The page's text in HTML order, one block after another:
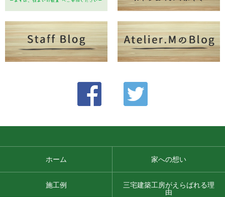
ホーム 家への想い
施工例
三宅建築工房がえらばれる理
由